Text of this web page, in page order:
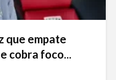
que empate
cobra foco...